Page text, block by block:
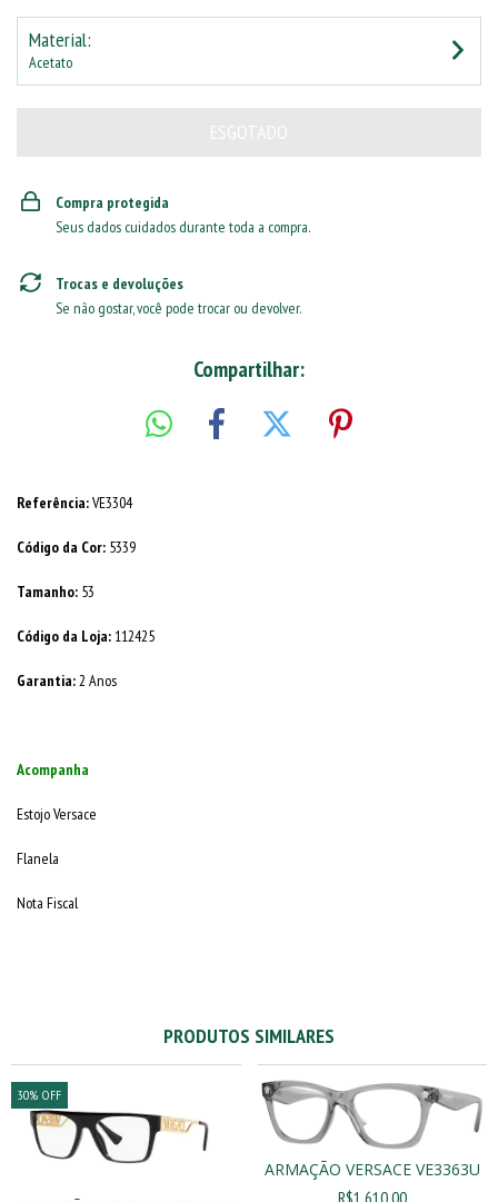
Material:
Acetato
Compra protegida
Seus dados cuidados durante toda a compra.
Trocas e devoluções
Se não gostar, você pode trocar ou devolver.
Compartilhar:
Referência:VE3304
Código da Cor: 5339
Tamanho: 53
Código da Loja: 112425
Garantia: 2 Anos
Acompanha
Estojo Versace
Flanela
Nota Fiscal
PRODUTOS SIMILARES
30% OFF
ARMAÇÃO VERSACE VE3363U
R$1.610,00